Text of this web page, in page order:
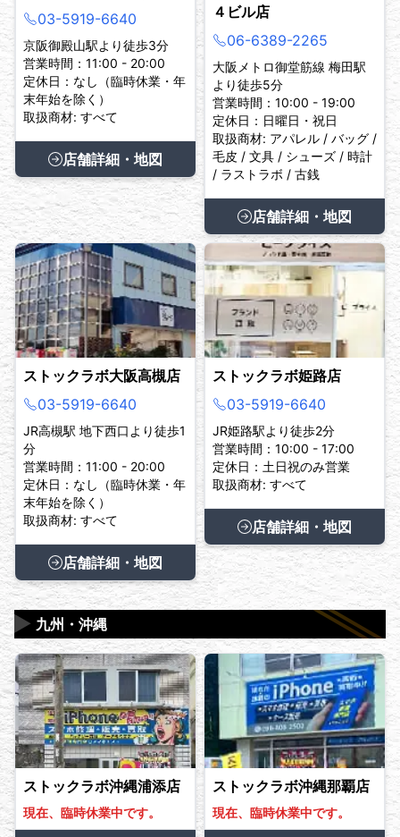
03-5919-6640
京阪御殿山駅より徒歩3分
営業時間：11:00 - 20:00
定休日：なし（臨時休業・年
末年始を除く）
取扱商材: すべて
店舗詳細・地図
４ビル店
06-6389-2265
大阪メトロ御堂筋線 梅田駅
より徒歩5分
営業時間：10:00 - 19:00
定休日：日曜日・祝日
取扱商材: アパレル / バッグ /
毛皮 / 文具 / シューズ / 時計
/ ラストラボ / 古銭
店舗詳細・地図
ストックラボ大阪高槻店
03-5919-6640
JR高槻駅 地下西口より徒歩1
分
営業時間：11:00 - 20:00
定休日：なし（臨時休業・年
末年始を除く）
取扱商材: すべて
店舗詳細・地図
ストックラボ姫路店
03-5919-6640
JR姫路駅より徒歩2分
営業時間：10:00 - 17:00
定休日：土日祝のみ営業
取扱商材: すべて
店舗詳細・地図
九州・沖縄
▶
ストックラボ沖縄浦添店
現在、臨時休業中です。
ストックラボ沖縄那覇店
現在、臨時休業中です。